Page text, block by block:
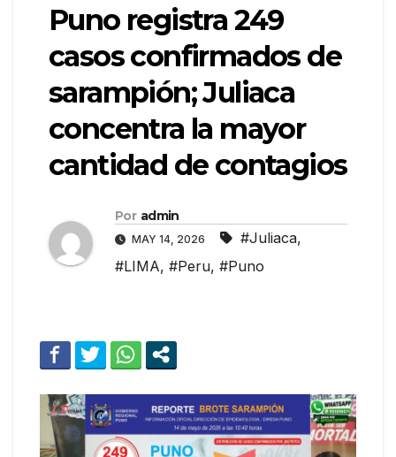
Puno registra 249
casos confirmados de
sarampión; Juliaca
concentra la mayor
cantidad de contagios
Por admin
MAY 14, 2026 #Juliaca,
#LIMA, #Peru, #Puno